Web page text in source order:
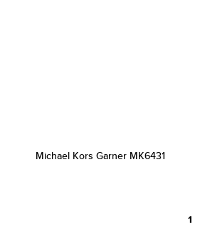
Michael Kors Garner MK6431
1